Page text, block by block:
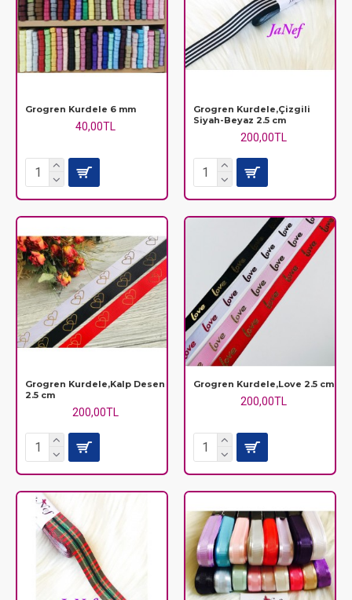
Grogren Kurdele 6 mm
40,00TL
Grogren Kurdele,Çizgili
Siyah-Beyaz 2.5 cm
200,00TL
Grogren Kurdele,Kalp Desen
2.5 cm
200,00TL
Grogren Kurdele,Love 2.5 cm
200,00TL